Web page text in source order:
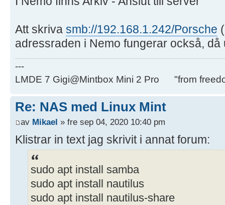
Att skriva smb://192.168.1.242/Porsche
adressraden i Nemo fungerar också,
---
LMDE 7 Gigi@Mintbox Mini 2 Pro "from
Re: NAS med Linux Mint
av Mikael » fre sep 04, 2020 10:40 pm
Klistrar in text jag skrivit i annat forum:
sudo apt install samba
sudo apt install nautilus
sudo apt install nautilus-share